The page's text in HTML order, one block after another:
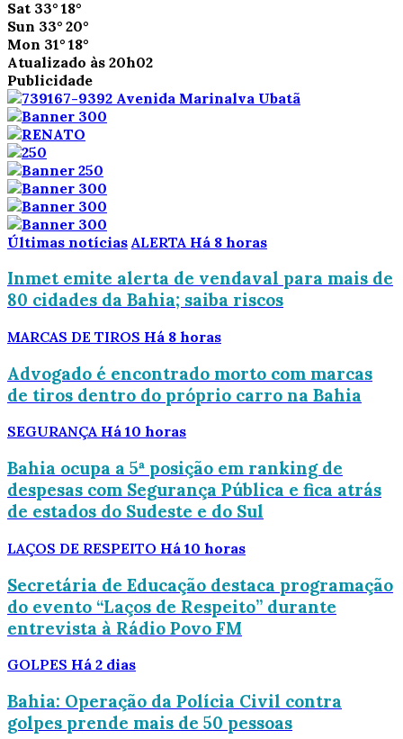
Sat 33° 18°
Sun 33° 20°
Mon 31° 18°
Atualizado às 20h02
Publicidade
Últimas notícias ALERTA Há 8 horas
Inmet emite alerta de vendaval para mais de
80 cidades da Bahia; saiba riscos
MARCAS DE TIROS Há 8 horas
Advogado é encontrado morto com marcas
de tiros dentro do próprio carro na Bahia
SEGURANÇA Há 10 horas
Bahia ocupa a 5ª posição em ranking de
despesas com Segurança Pública e fica atrás
de estados do Sudeste e do Sul
LAÇOS DE RESPEITO Há 10 horas
Secretária de Educação destaca programação
do evento “Laços de Respeito” durante
entrevista à Rádio Povo FM
GOLPES Há 2 dias
Bahia: Operação da Polícia Civil contra
golpes prende mais de 50 pessoas